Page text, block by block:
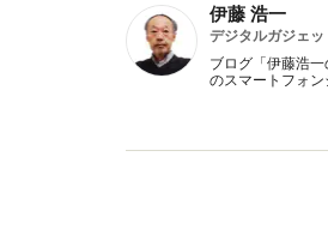
伊藤 浩一
デジタルガジェッ
ブログ「伊藤浩
のスマートフォ